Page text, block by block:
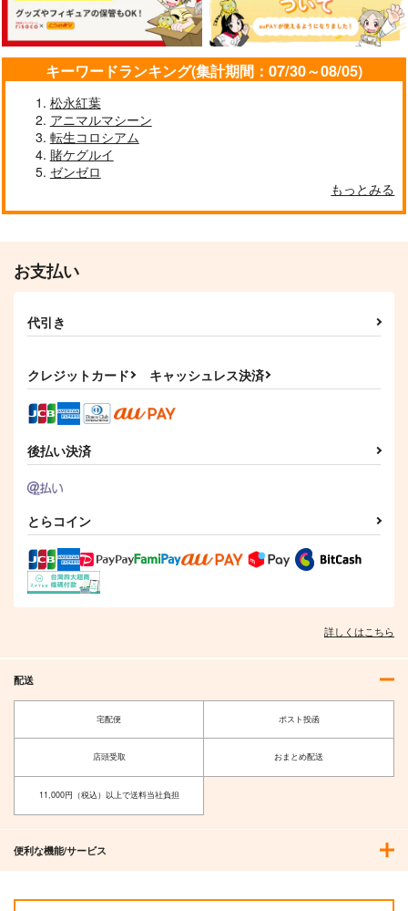
キーワードランキング(集計期間：07/30～08/05)
松永紅葉
アニマルマシーン
転生コロシアム
賭ケグルイ
ゼンゼロ
もっとみる
お支払い
代引き
クレジットカード キャッシュレス決済
後払い決済
とらコイン
詳しくはこちら
配送
宅配便 ポスト投函
店頭受取 おまとめ配送
11,000円（税込）以上で送料当社負担
便利な機能/サービス